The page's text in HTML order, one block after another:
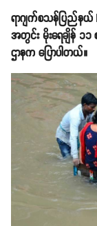
ရာဂျက်စသန်ပြည်န
အတွင်း မိုးရေချိန် ၁
ဌာနက ပြောပါတယ်။